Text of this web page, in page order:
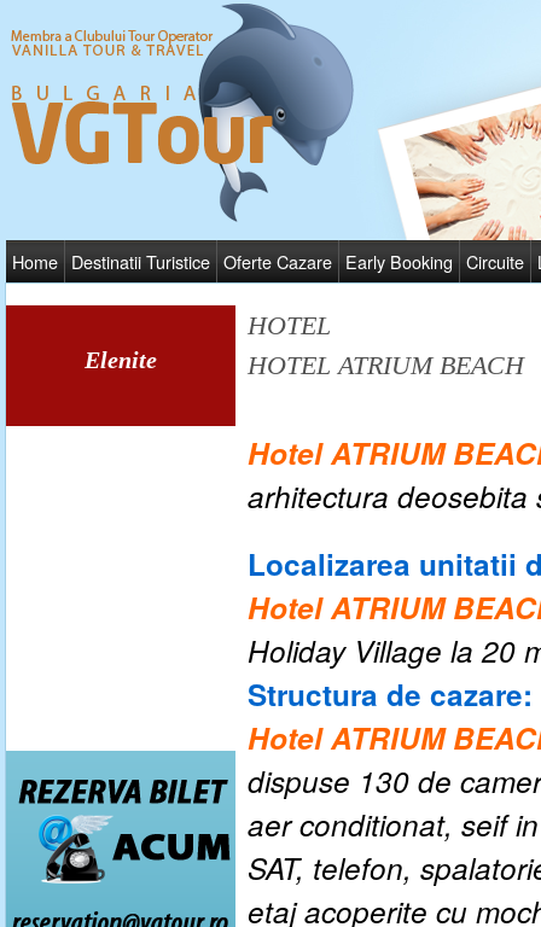
Home Destinatii Turistice Oferte Cazare Early Booking Circuite
Elenite
HOTEL
HOTEL ATRIUM BEACH
Hotel ATRIUM
arhitectura deosebita
Localizarea unitatii
Hotel ATRIUM
Holiday Village la20
Structura de cazare:
Hotel ATRIUM
dispuse 130 de
aer conditionat, seif
SAT, telefon,
etaj acoperite cu